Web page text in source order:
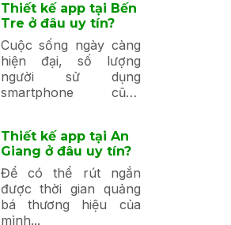
Thiết kế app tại Bến
Tre ở đâu uy tín?
Cuộc sống ngày càng
hiện đại, số lượng
người sử dụng
smartphone cũng
Thiết kế app tại An
Giang ở đâu uy tín?
Để có thể rút ngắn
được thời gian quảng
bá thương hiệu của
mình...